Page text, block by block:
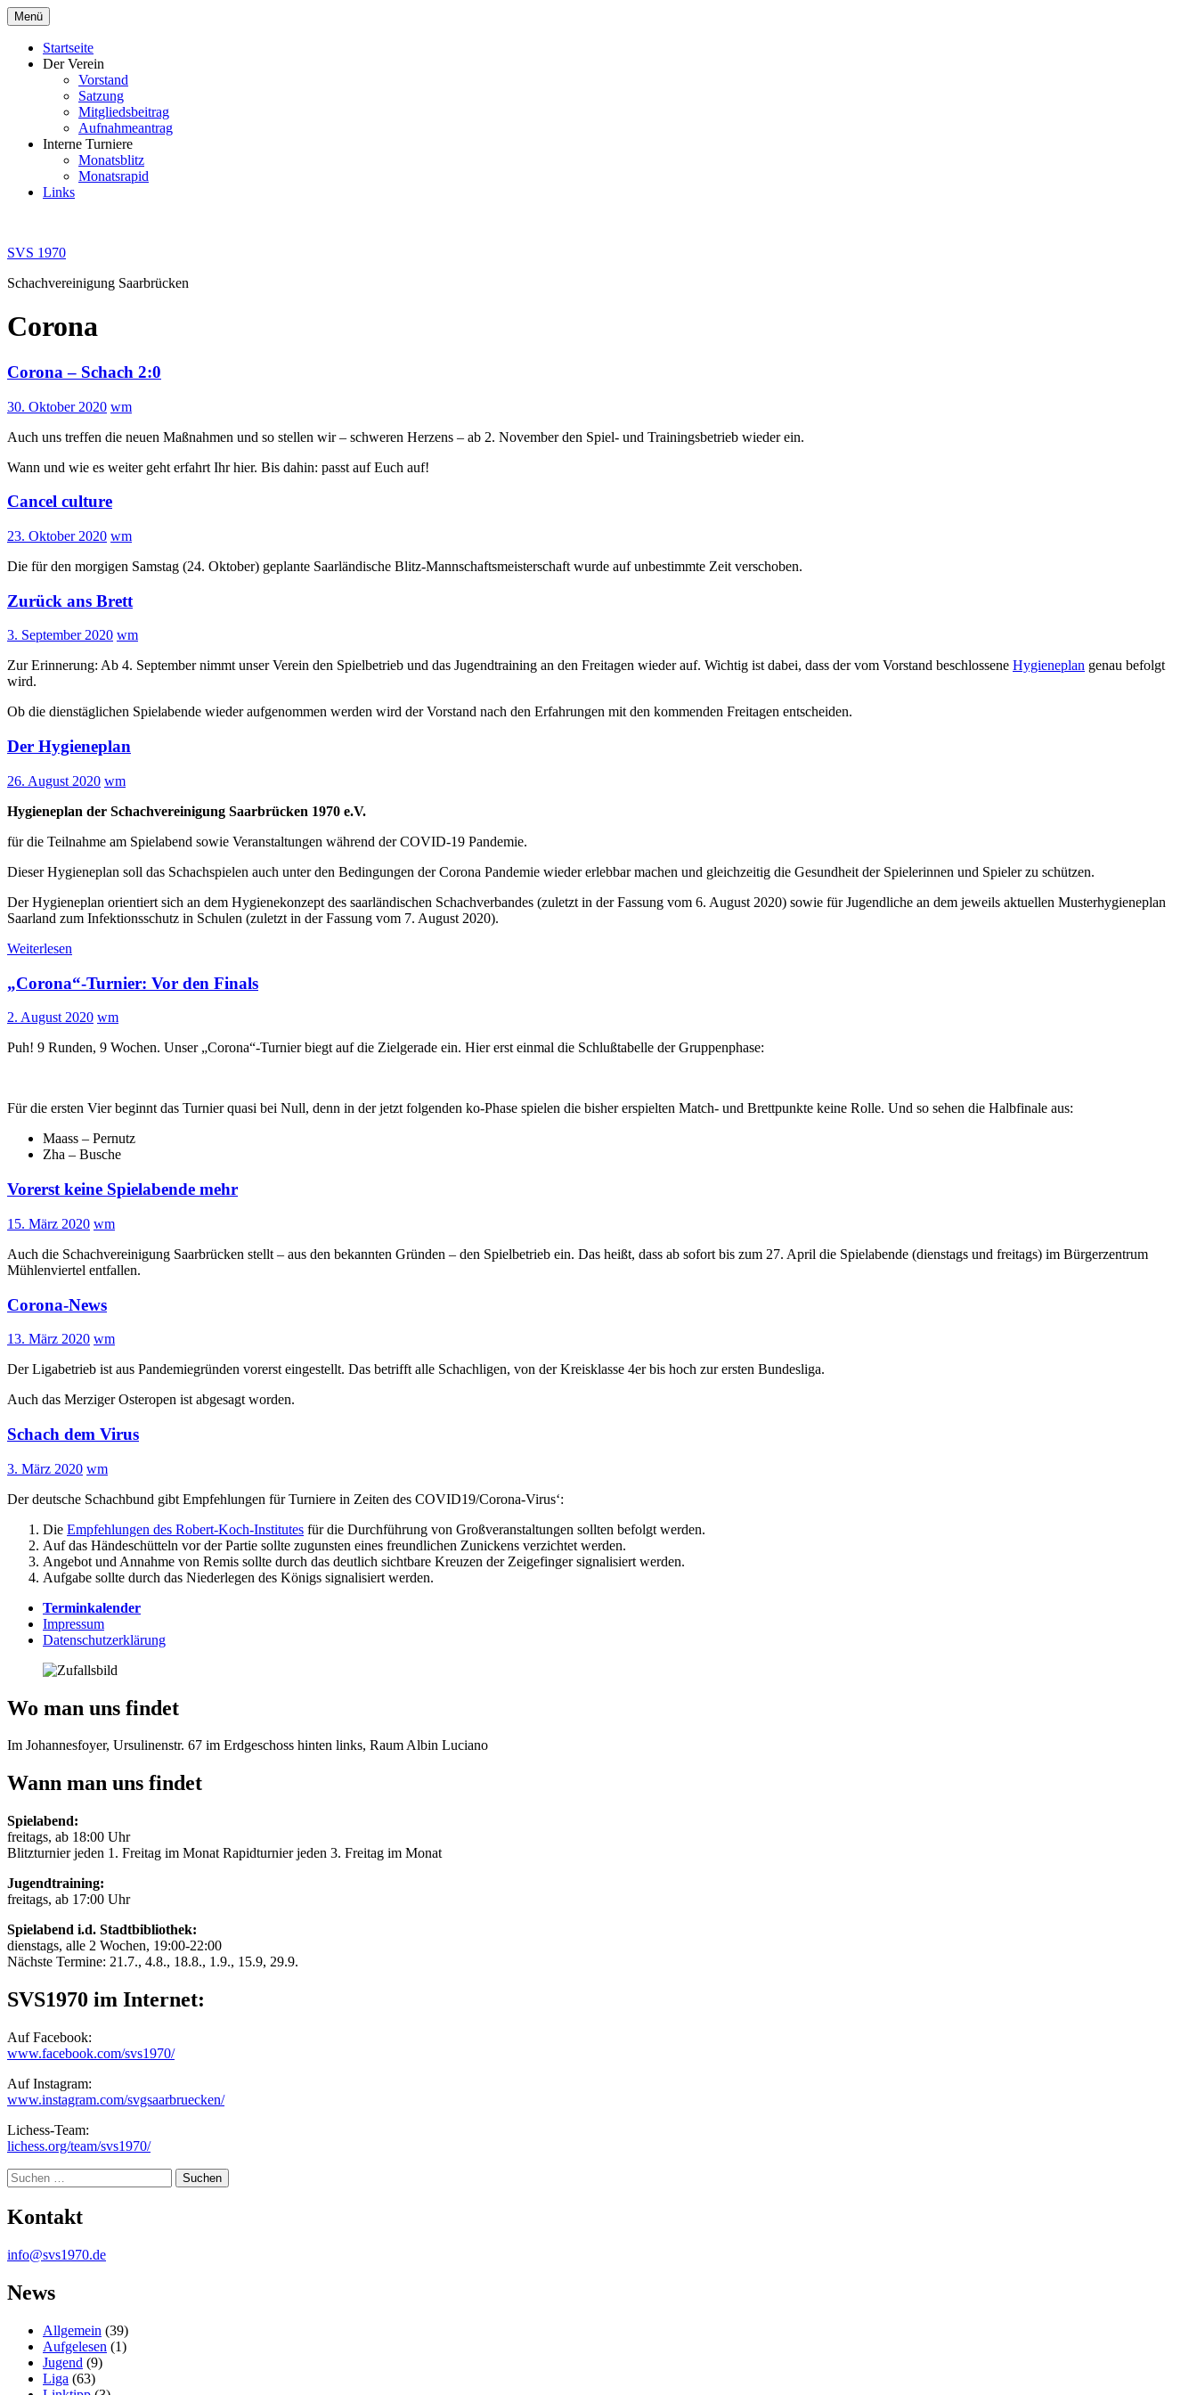
Zum
Inhalt
springen
Menü
Startseite
Der Verein
Vorstand
Satzung
Mitgliedsbeitrag
Aufnahmeantrag
Interne Turniere
Monatsblitz
Monatsrapid
Links
SVS 1970
Schachvereinigung Saarbrücken
Corona
Corona – Schach 2:0
30. Oktober 2020 wm
Auch uns treffen die neuen Maßnahmen und so stellen wir – schweren Herzens – ab 2. November den Spiel- und Trainingsbetrieb wieder ein.
Wann und wie es weiter geht erfahrt Ihr hier. Bis dahin: passt auf Euch auf!
Cancel culture
23. Oktober 2020 wm
Die für den morgigen Samstag (24. Oktober) geplante Saarländische Blitz-Mannschaftsmeisterschaft wurde auf unbestimmte Zeit verschoben.
Zurück ans Brett
3. September 2020 wm
Zur Erinnerung: Ab 4. September nimmt unser Verein den Spielbetrieb und das Jugendtraining an den Freitagen wieder auf. Wichtig ist dabei, dass der vom Vorstand beschlossene Hygieneplan genau befolgt
wird.
Ob die dienstäglichen Spielabende wieder aufgenommen werden wird der Vorstand nach den Erfahrungen mit den kommenden Freitagen entscheiden.
Der Hygieneplan
26. August 2020 wm
Hygieneplan der Schachvereinigung Saarbrücken 1970 e.V.
für die Teilnahme am Spielabend sowie Veranstaltungen während der COVID-19 Pandemie.
Dieser Hygieneplan soll das Schachspielen auch unter den Bedingungen der Corona Pandemie wieder erlebbar machen und gleichzeitig die Gesundheit der Spielerinnen und Spieler zu schützen.
Der Hygieneplan orientiert sich an dem Hygienekonzept des saarländischen Schachverbandes (zuletzt in der Fassung vom 6. August 2020) sowie für Jugendliche an dem jeweils aktuellen Musterhygieneplan
Saarland zum Infektionsschutz in Schulen (zuletzt in der Fassung vom 7. August 2020).
Weiterlesen
„Corona“-Turnier: Vor den Finals
2. August 2020 wm
Puh! 9 Runden, 9 Wochen. Unser „Corona“-Turnier biegt auf die Zielgerade ein. Hier erst einmal die Schlußtabelle der Gruppenphase:
Für die ersten Vier beginnt das Turnier quasi bei Null, denn in der jetzt folgenden ko-Phase spielen die bisher erspielten Match- und Brettpunkte keine Rolle. Und so sehen die Halbfinale aus:
Maass – Pernutz
Zha – Busche
Vorerst keine Spielabende mehr
15. März 2020 wm
Auch die Schachvereinigung Saarbrücken stellt – aus den bekannten Gründen – den Spielbetrieb ein. Das heißt, dass ab sofort bis zum 27. April die Spielabende (dienstags und freitags) im Bürgerzentrum
Mühlenviertel entfallen.
Corona-News
13. März 2020 wm
Der Ligabetrieb ist aus Pandemiegründen vorerst eingestellt. Das betrifft alle Schachligen, von der Kreisklasse 4er bis hoch zur ersten Bundesliga.
Auch das Merziger Osteropen ist abgesagt worden.
Schach dem Virus
3. März 2020 wm
Der deutsche Schachbund gibt Empfehlungen für Turniere in Zeiten des COVID19/Corona-Virus‘:
Die Empfehlungen des Robert-Koch-Institutes für die Durchführung von Großveranstaltungen sollten befolgt werden.
Auf das Händeschütteln vor der Partie sollte zugunsten eines freundlichen Zunickens verzichtet werden.
Angebot und Annahme von Remis sollte durch das deutlich sichtbare Kreuzen der Zeigefinger signalisiert werden.
Aufgabe sollte durch das Niederlegen des Königs signalisiert werden.
Terminkalender
Impressum
Datenschutzerklärung
Wo man uns findet
Im Johannesfoyer, Ursulinenstr. 67 im Erdgeschoss hinten links, Raum Albin Luciano
Wann man uns findet
Spielabend:
freitags, ab 18:00 Uhr
Blitzturnier jeden 1. Freitag im Monat Rapidturnier jeden 3. Freitag im Monat
Jugendtraining:
freitags, ab 17:00 Uhr
Spielabend i.d. Stadtbibliothek:
dienstags, alle 2 Wochen, 19:00-22:00
Nächste Termine: 21.7., 4.8., 18.8., 1.9., 15.9, 29.9.
SVS1970 im Internet:
Auf Facebook:
www.facebook.com/svs1970/
Auf Instagram:
www.instagram.com/svgsaarbruecken/
Lichess-Team:
lichess.org/team/svs1970/
Suche
Kontakt
info@svs1970.de
News
Allgemein (39)
Aufgelesen (1)
Jugend (9)
Liga (63)